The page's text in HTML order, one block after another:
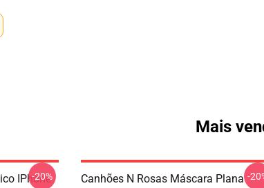
Mais
IPhone
-20%
Canhões N Rosas Máscara Plana -